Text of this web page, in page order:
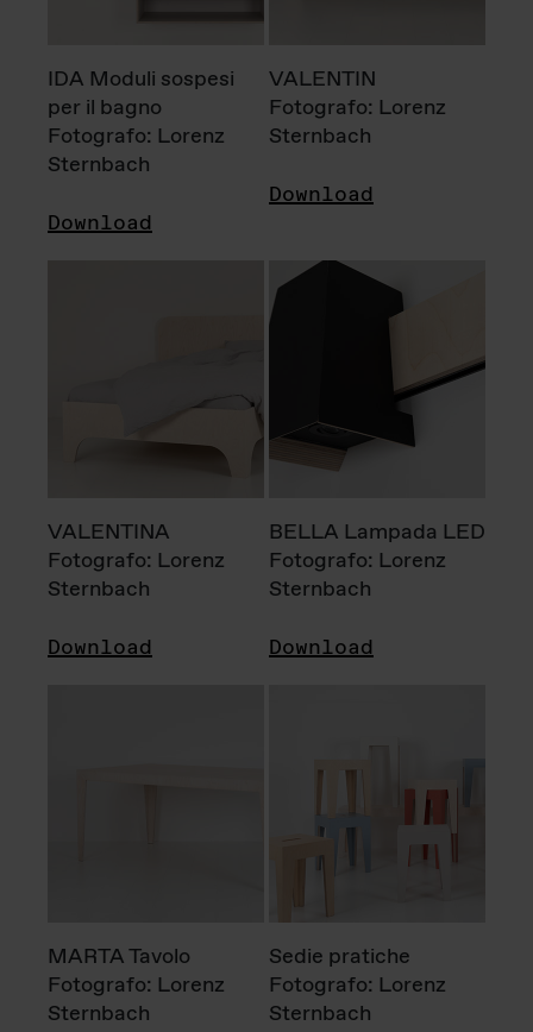
IDA Moduli sospesi
per il bagno
Fotografo: Lorenz
Sternbach
Download
VALENTIN
Fotografo: Lorenz
Sternbach
Download
VALENTINA
Fotografo: Lorenz
Sternbach
Download
BELLA Lampada LED
Fotografo: Lorenz
Sternbach
Download
MARTA Tavolo
Fotografo: Lorenz
Sternbach
Sedie pratiche
Fotografo: Lorenz
Sternbach